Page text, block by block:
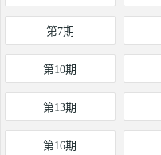
第7期
第10期
第13期
第16期